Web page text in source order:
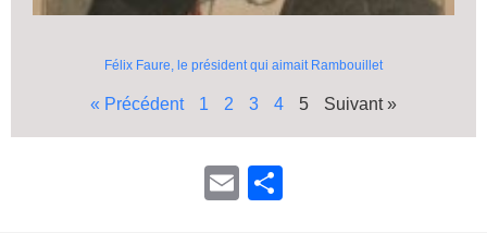
Félix Faure, le président qui aimait Rambouillet
« Précédent 1 2 3 4 5 Suivant »
E